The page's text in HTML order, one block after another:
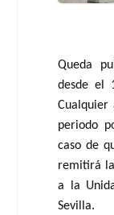
Queda
desde el
Cualquier
periodo
caso de
remitirá
a la
Sevilla.